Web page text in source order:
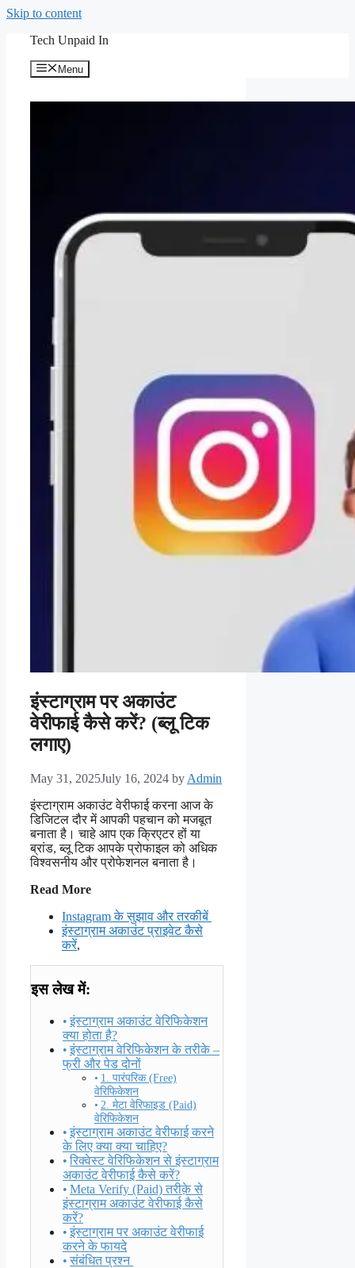
Skip to content
Tech Unpaid In
Menu
इंस्टाग्राम पर अकाउंट
वेरीफाई कैसे करें? (ब्लू टिक
लगाए)
May 31, 2025July 16, 2024 by Admin
इंस्टाग्राम अकाउंट वेरीफाई करना आज के
डिजिटल दौर में आपकी पहचान को मजबूत
बनाता है। चाहे आप एक क्रिएटर हों या
ब्रांड, ब्लू टिक आपके प्रोफाइल को अधिक
विश्वसनीय और प्रोफेशनल बनाता है।
Read More
Instagram के सुझाव और तरकीबें
इंस्टाग्राम अकाउंट प्राइवेट कैसे
करें,
इस लेख में:
इंस्टाग्राम अकाउंट वेरिफिकेशन
क्या होता है?
इंस्टाग्राम वेरिफिकेशन के तरीके –
फ्री और पेड दोनों
1. पारंपरिक (Free)
वेरिफिकेशन
2. मेटा वेरिफाइड (Paid)
वेरिफिकेशन
इंस्टाग्राम अकाउंट वेरीफाई करने
के लिए क्या क्या चाहिए?
रिक्वेस्ट वेरिफिकेशन से इंस्टाग्राम
अकाउंट वेरीफाई कैसे करें?
Meta Verify (Paid) तरीक़े से
इंस्टाग्राम अकाउंट वेरीफाई कैसे
करें?
इंस्टाग्राम पर अकाउंट वेरीफाई
करने के फायदे
संबंधित प्रश्न